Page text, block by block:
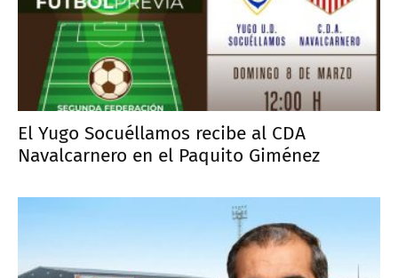
El Yugo Socuéllamos recibe al CDA
Navalcarnero en el Paquito Giménez